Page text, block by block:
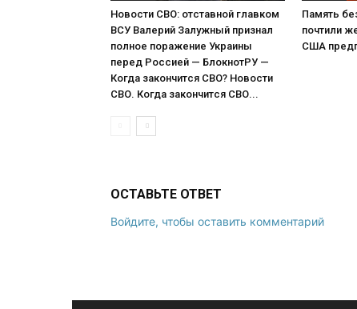
Новости СВО: отставной главком
ВСУ Валерий Залужный признал
полное поражение Украины
перед Россией — БлокнотРУ —
Когда закончится СВО? Новости
СВО. Когда закончится СВО...
Память
почтили
США
ОСТАВЬТЕ ОТВЕТ
Войдите, чтобы оставить комментарий